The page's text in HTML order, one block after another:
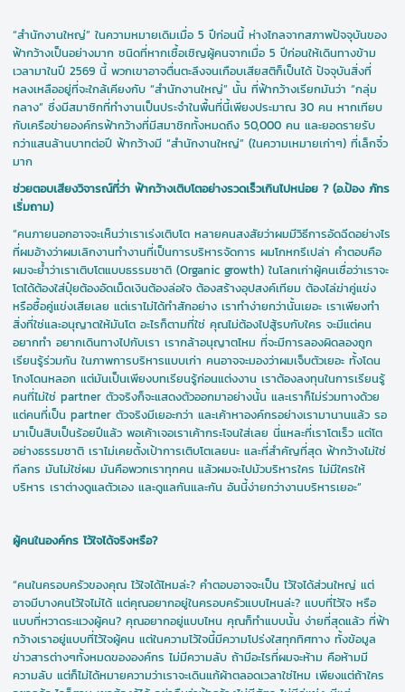
“สำนักงานใหญ่” ในความหมายเดิมเมื่อ 5 ปีก่อนนี้ ห่างไกลจากสภาพปัจจุบันของ
ฟ้ากว้างเป็นอย่างมาก ชนิดที่หากเชื้อเชิญผู้คนจากเมื่อ 5 ปีก่อนให้เดินทางข้าม
เวลามาในปี 2569 นี้ พวกเขาอาจตื่นตะลึงจนเกือบเสียสติก็เป็นได้ ปัจจุบันสิ่งที่
หลงเหลืออยู่ที่จะใกล้เคียงกับ “สำนักงานใหญ่” นั้น ที่ฟ้ากว้างเรียกมันว่า “กลุ่ม
กลาง” ซึ่งมีสมาชิกที่ทำงานเป็นประจำในพื้นที่นี้เพียงประมาณ 30 คน หากเทียบ
กับเครือข่ายองค์กรฟ้ากว้างที่มีสมาชิกทั้งหมดถึง 50,000 คน และยอดรายรับ
กว่าแสนล้านบาทต่อปี ฟ้ากว้างมี “สำนักงานใหญ่” (ในความเหมายเก่าๆ) ที่เล็กจิ๋ว
มาก
ช่วยตอบเสียงวิจารณ์ที่ว่า ฟ้ากว้างเติบโตอย่างรวดเร็วเกินไปหน่อย ? (อ.ป้อง ภัทร
เริ่มถาม)
“คนภายนอกอาจจะเห็นว่าเราเร่งเติบโต หลายคนสงสัยว่าผมมีวิธีการอัดฉีดอย่างไร
ที่ผมอ้างว่าผมเลิกงานทำงานที่เป็นการบริหารจัดการ ผมโกหกรึเปล่า คำตอบคือ
ผมจะย้ำว่าเราเติบโตแบบธรรมชาติ (Organic growth) ในโลกเก่าผู้คนเชื่อว่าเราจะ
โตได้ต้องใส่ปุ๋ยต้องอัดเม็ดเงินต้องล่อใจ ต้องสร้างอุปสงค์เทียม ต้องไล่ฆ่าคู่แข่ง
หรือซื้อคู่แข่งเสียเลย แต่เราไม่ได้ทำสักอย่าง เราทำง่ายกว่านั้นเยอะ เราเพียงทำ
สิ่งที่ใช่และอนุญาตให้มันโต อะไรก็ตามที่ใช่ คุณไม่ต้องไปสู้รบกับใคร จะมีแต่คน
อยากทำ อยากเดินทางไปกับเรา เรากล้าอนุญาตไหม ที่จะมีการลองผิดลองถูก
เรียนรู้ร่วมกัน ในภาพการบริหารแบบเก่า คนอาจจะมองว่าผมเจ็บตัวเยอะ ทั้งโดน
โกงโดนหลอก แต่มันเป็นเพียงบทเรียนรู้ก่อนแต่งงาน เราต้องลงทุนในการเรียนรู้
คนที่ไม่ใช่ partner ตัวจริงก็จะแสดงตัวออกมาอย่างนั้น และเราก็ไม่ร่วมทางด้วย
แต่คนที่เป็น partner ตัวจริงมีเยอะกว่า และเค้าหาองค์กรอย่างเรามานานแล้ว รอ
มาเป็นสิบเป็นร้อยปีแล้ว พอเค้าเจอเราเค้ากระโจนใส่เลย นี่แหละที่เราโตเร็ว แต่โต
อย่างธรรมชาติ เราไม่เคยตั้งเป้าการเติบโตเลยนะ และที่สำคัญที่สุด ฟ้ากว้างไม่ใช่
ทีลกร มันไม่ใช่ผม มันคือพวกเราทุกคน แล้วผมจะไปมัวบริหารใคร ไม่มีใครให้
บริหาร เราต่างดูแลตัวเอง และดูแลกันและกัน อันนี้ง่ายกว่างานบริหารเยอะ”
ผู้คนในองค์กร ไว้ใจได้จริงหรือ?
“คนในครอบครัวของคุณ ไว้ใจได้ไหมล่ะ? คำตอบอาจจะเป็น ไว้ใจได้ส่วนใหญ่ แต่
อาจมีบางคนไว้ใจไม่ได้ แต่คุณอยากอยู่ในครอบครัวแบบไหนล่ะ? แบบที่ไว้ใจ หรือ
แบบที่หวาดระแวงผู้คน? คุณอยากอยู่แบบไหน คุณก็ทำแบบนั้น ง่ายที่สุดแล้ว ที่ฟ้า
กว้างเราอยู่แบบที่ไว้ใจผู้คน แต่ในความไว้ใจนี้มีความโปร่งใสทุกทิศทาง ทั้งข้อมูล
ข่าวสารต่างๆทั้งหมดขององค์กร ไม่มีความลับ ถ้ามีอะไรที่ผมจะห้าม คือห้ามมี
ความลับ แต่ก็ไม่ได้หมายความว่าเราจะเดินแก้ผ้าตลอดเวลาใช่ไหม เพียงแต่ถ้าใคร